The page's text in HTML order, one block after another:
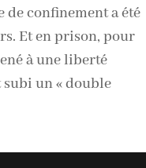
de confinement a été
Et en prison, pour
à une liberté
subi un « double